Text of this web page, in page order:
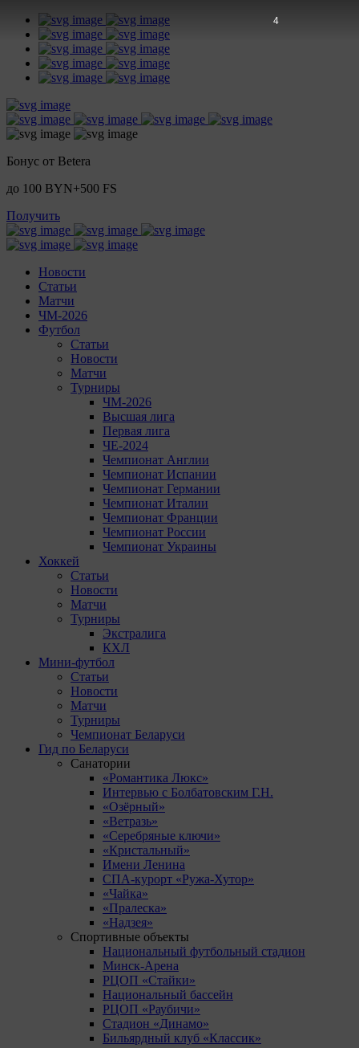
Бонус от Betera
до 100 BYN+500 FS
Получить
Новости
Статьи
Матчи
ЧМ-2026
Футбол
Статьи
Новости
Матчи
Турниры
ЧМ-2026
Высшая лига
Первая лига
ЧЕ-2024
Чемпионат Англии
Чемпионат Испании
Чемпионат Германии
Чемпионат Италии
Чемпионат Франции
Чемпионат России
Чемпионат Украины
Хоккей
Статьи
Новости
Матчи
Турниры
Экстралига
КХЛ
Мини-футбол
Статьи
Новости
Матчи
Турниры
Чемпионат Беларуси
Гид по Беларуси
Санатории
«Романтика Люкс»
Интервью с Болбатовским Г.Н.
«Озёрный»
«Ветразь»
«Серебряные ключи»
«Кристальный»
Имени Ленина
СПА-курорт «Ружа-Хутор»
«Чайка»
«Пралеска»
«Надзея»
Спортивные объекты
Национальный футбольный стадион
Минск-Арена
РЦОП «Стайки»
Национальный бассейн
РЦОП «Раубичи»
Стадион «Динамо»
Бильярдный клуб «Классик»
4